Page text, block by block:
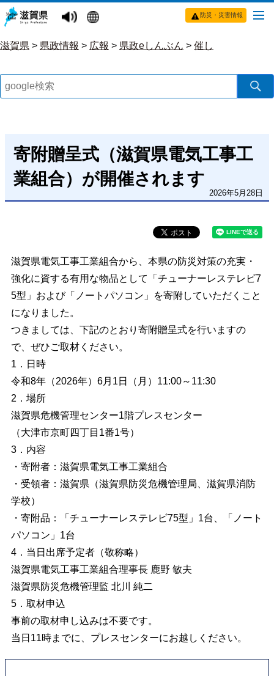
防災・災害情報
滋賀県 > 県政情報 > 広報 > 県政eしんぶん > 催し
寄附贈呈式（滋賀県電気工事工
業組合）が開催されます
2026年5月28日
滋賀県電気工事工業組合から、本県の防災対策の充実・
強化に資する有用な物品として「チューナーレステレビ7
5型」および「ノートパソコン」を寄附していただくこと
になりました。
つきましては、下記のとおり寄附贈呈式を行いますの
で、ぜひご取材ください。
1．日時
令和8年（2026年）6月1日（月）11:00～11:30
2．場所
滋賀県危機管理センター1階プレスセンター
（大津市京町四丁目1番1号）
3．内容
・寄附者：滋賀県電気工事工業組合
・受領者：滋賀県（滋賀県防災危機管理局、滋賀県消防
学校）
・寄附品：「チューナーレステレビ75型」1台、「ノート
パソコン」1台
4．当日出席予定者（敬称略）
滋賀県電気工事工業組合理事長 鹿野 敏夫
滋賀県防災危機管理監 北川 純二
5．取材申込
事前の取材申し込みは不要です。
当日11時までに、プレスセンターにお越しください。